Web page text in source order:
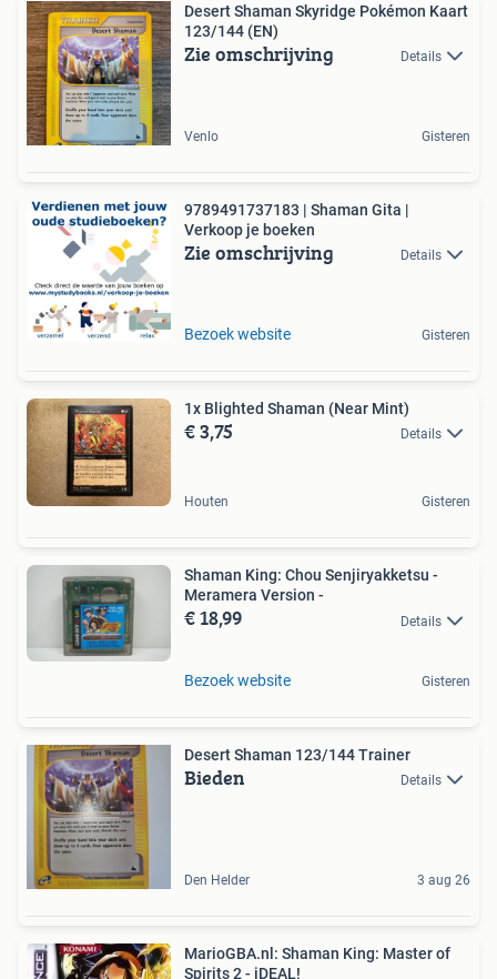
Desert Shaman Skyridge Pokémon Kaart
123/144 (EN)
Zie omschrijving Details
Venlo Gisteren
9789491737183 | Shaman Gita |
Verkoop je boeken
Zie omschrijving Details
Bezoek website Gisteren
1x Blighted Shaman (Near Mint)
€ 3,75 Details
Houten Gisteren
Shaman King: Chou Senjiryakketsu -
Meramera Version -
€ 18,99 Details
Bezoek website Gisteren
Desert Shaman 123/144 Trainer
Bieden Details
Den Helder 3 aug 26
MarioGBA.nl: Shaman King: Master of
Spirits 2 - iDEAL!